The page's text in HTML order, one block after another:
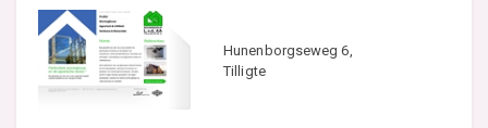
Hunenborgseweg 6,
Tilligte